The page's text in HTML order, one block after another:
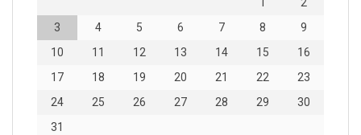
3
4 5 6 7 8
9
10
11 12 13 14 15
16
17
18 19 20 21 22
23
24
25 26 27 28 29
30
31